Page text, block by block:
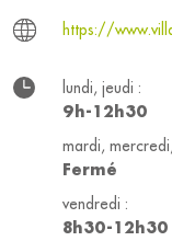
https://
lundi, jeudi :
9h-12h30
mardi,
Fermé
vendredi :
8h30-12h30